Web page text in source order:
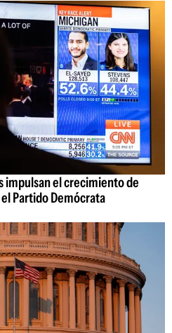
impulsan el crecimiento de
Partido Demócrata